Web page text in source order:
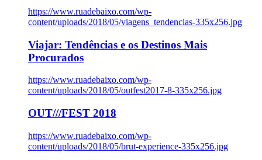
https://www.ruadebaixo.com/wp-
content/uploads/2018/05/viagens_tendencias-335x256.jpg
Viajar: Tendências e os Destinos Mais
Procurados
https://www.ruadebaixo.com/wp-
content/uploads/2018/05/outfest2017-8-335x256.jpg
OUT///FEST 2018
https://www.ruadebaixo.com/wp-
content/uploads/2018/05/brut-experience-335x256.jpg